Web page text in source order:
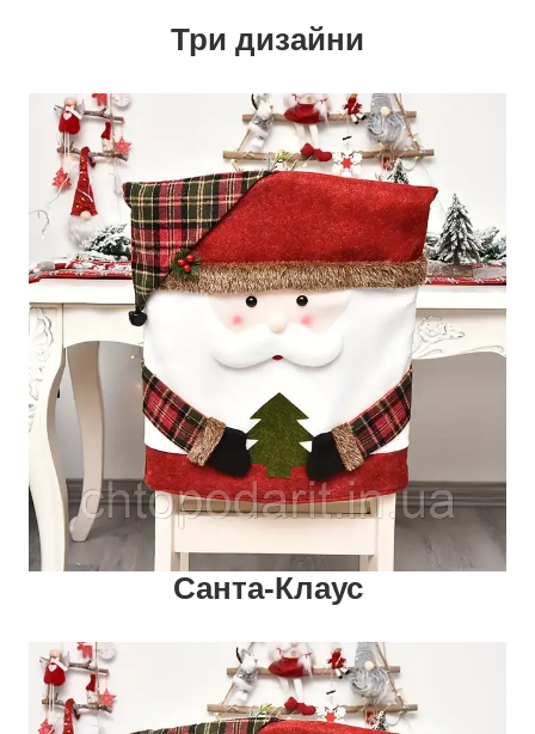
Три дизайни
Санта-Клаус